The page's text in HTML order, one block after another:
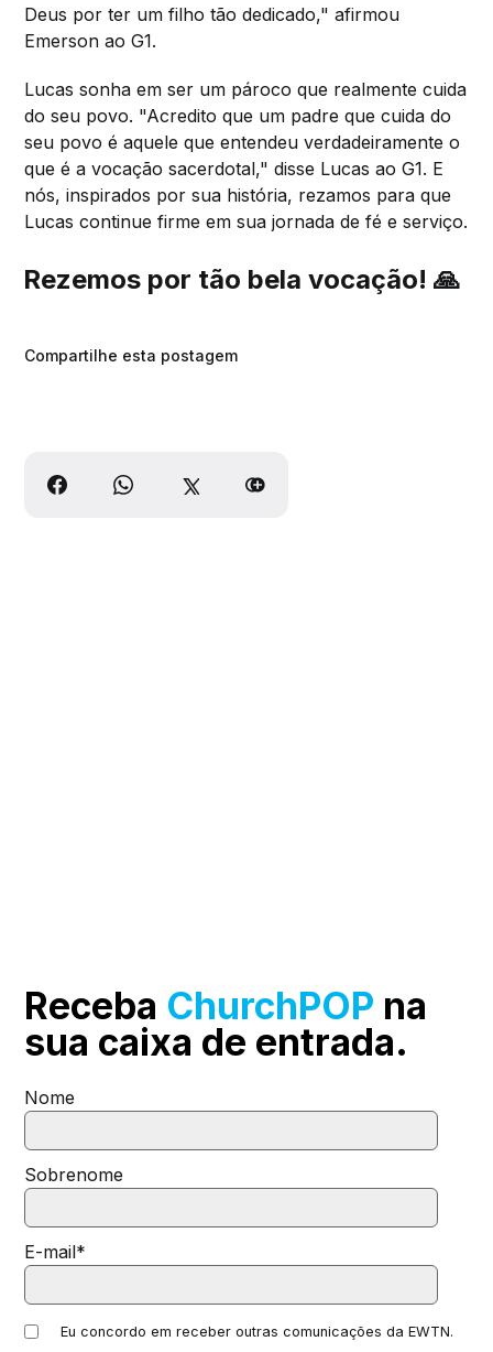
Deus por ter um filho tão dedicado," afirmou
Emerson ao G1.
Lucas sonha em ser um pároco que realmente cuida
do seu povo. "Acredito que um padre que cuida do
seu povo é aquele que entendeu verdadeiramente o
que é a vocação sacerdotal," disse Lucas ao G1. E
nós, inspirados por sua história, rezamos para que
Lucas continue firme em sua jornada de fé e serviço.
Rezemos por tão bela vocação!🙏
Compartilhe esta postagem
Receba ChurchPOP na
sua caixa de entrada.
Nome
Sobrenome
E-mail*
Eu concordo em receber outras comunicações da EWTN.